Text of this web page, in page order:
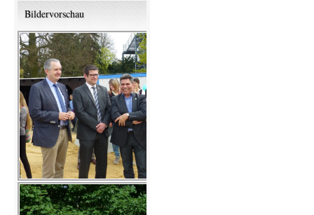
Bildervorschau